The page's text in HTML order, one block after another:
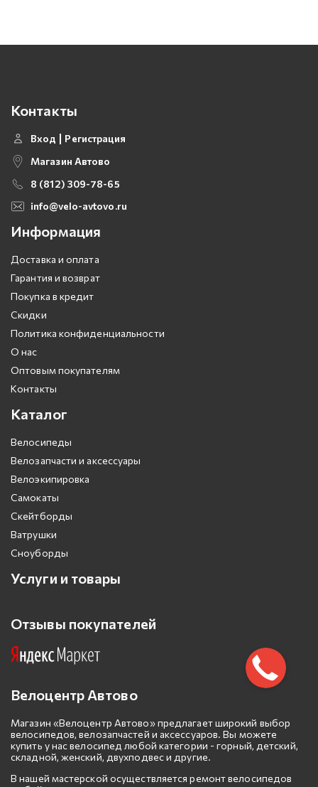
Контакты
Вход
Регистрация
Магазин Автово
8 (812) 309-78-65
info@velo-avtovo.ru
Информация
Доставка и оплата
Гарантия и возврат
Покупка в кредит
Скидки
Политика конфиденциальности
О нас
Оптовым покупателям
Контакты
Каталог
Велосипеды
Велозапчасти и аксессуары
Велоэкипировка
Самокаты
Скейтборды
Ватрушки
Сноуборды
Услуги и товары
Отзывы покупателей
Велоцентр Автово
Магазин «Велоцентр Автово» предлагает широкий выбор
велосипедов, велозапчастей и аксессуаров. Вы можете
купить у нас велосипед любой категории - горный, детский,
складной, женский, двухподвес и другие.
В нашей мастерской осуществляется ремонт велосипедов